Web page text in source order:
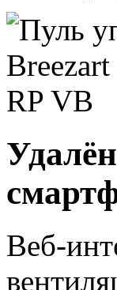
Веб-